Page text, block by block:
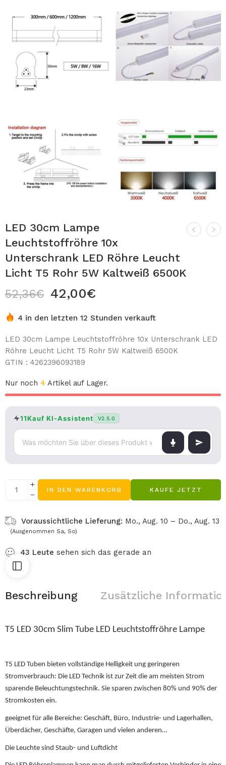
LED 30cm Lampe
Leuchtstoffröhre 10x
Unterschrank LED Röhre Leucht
Licht T5 Rohr 5W Kaltweiß 6500K
52,36€ 42,00€
4 in den letzten 12 Stunden verkauft
LED 30cm Lampe Leuchtstoffröhre 10x Unterschrank LED
Röhre Leucht Licht T5 Rohr 5W Kaltweiß 6500K
GTIN : 4262396093189
Nur noch 4 Artikel auf Lager.
11Kauf KI-Assistent V2.5.0
IN DEN WARENKORB KAUFE JETZT
Voraussichtliche Lieferung: Mo., Aug. 10 – Do., Aug. 13
(Ausgenommen Sa, So)
43 Leute sehen sich das gerade an
Beschreibung Zusätzliche
T5 LED 30cm Slim Tube LED Leuchtstoffröhre Lampe
T5 LED Tuben bieten vollständige Helligkeit ung geringeren
Stromverbrauch: Die LED Technik ist zur Zeit die am meisten Strom
sparende Beleuchtungstechnik. Sie sparen zwischen 80% und 90% der
Stromkosten ein.
geeignet für alle Bereiche: Geschäft, Büro, Industrie- und Lagerhallen,
Überdächer, Geschäfte, Garagen und vielen anderen…
Die Leuchte sind Staub- und Luftdicht